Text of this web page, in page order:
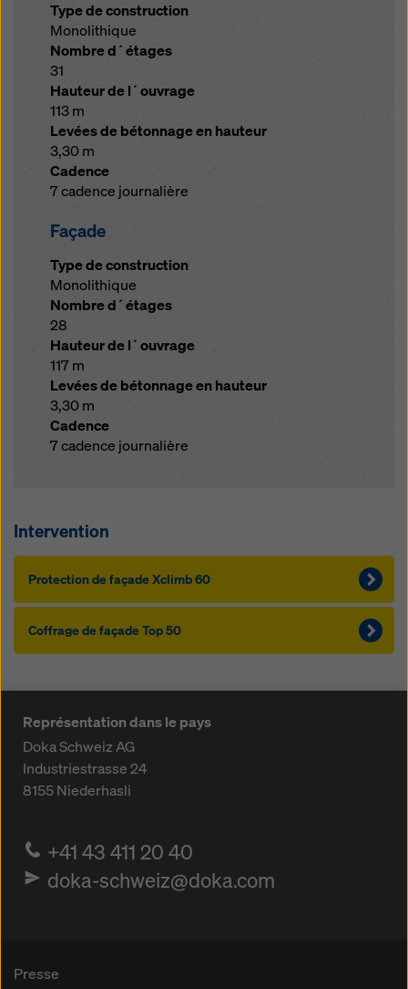
Type de construction
Monolithique
Nombre d´étages
31
Hauteur de l´ouvrage
113 m
Levées de bétonnage en hauteur
3,30 m
Cadence
7 cadence journalière
Façade
Type de construction
Monolithique
Nombre d´étages
28
Hauteur de l´ouvrage
117 m
Levées de bétonnage en hauteur
3,30 m
Cadence
7 cadence journalière
Intervention
Protection de façade Xclimb 60
Coffrage de façade Top 50
Représentation dans le pays
Doka Schweiz AG
Industriestrasse 24
8155Niederhasli
+41 43 411 20 40
doka-schweiz@doka.com
Presse